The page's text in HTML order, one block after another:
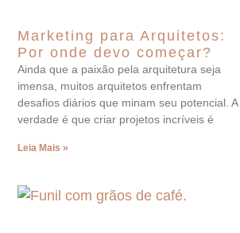
Marketing para Arquitetos:
Por onde devo começar?
Ainda que a paixão pela arquitetura seja
imensa, muitos arquitetos enfrentam
desafios diários que minam seu potencial. A
verdade é que criar projetos incríveis é
Leia Mais »